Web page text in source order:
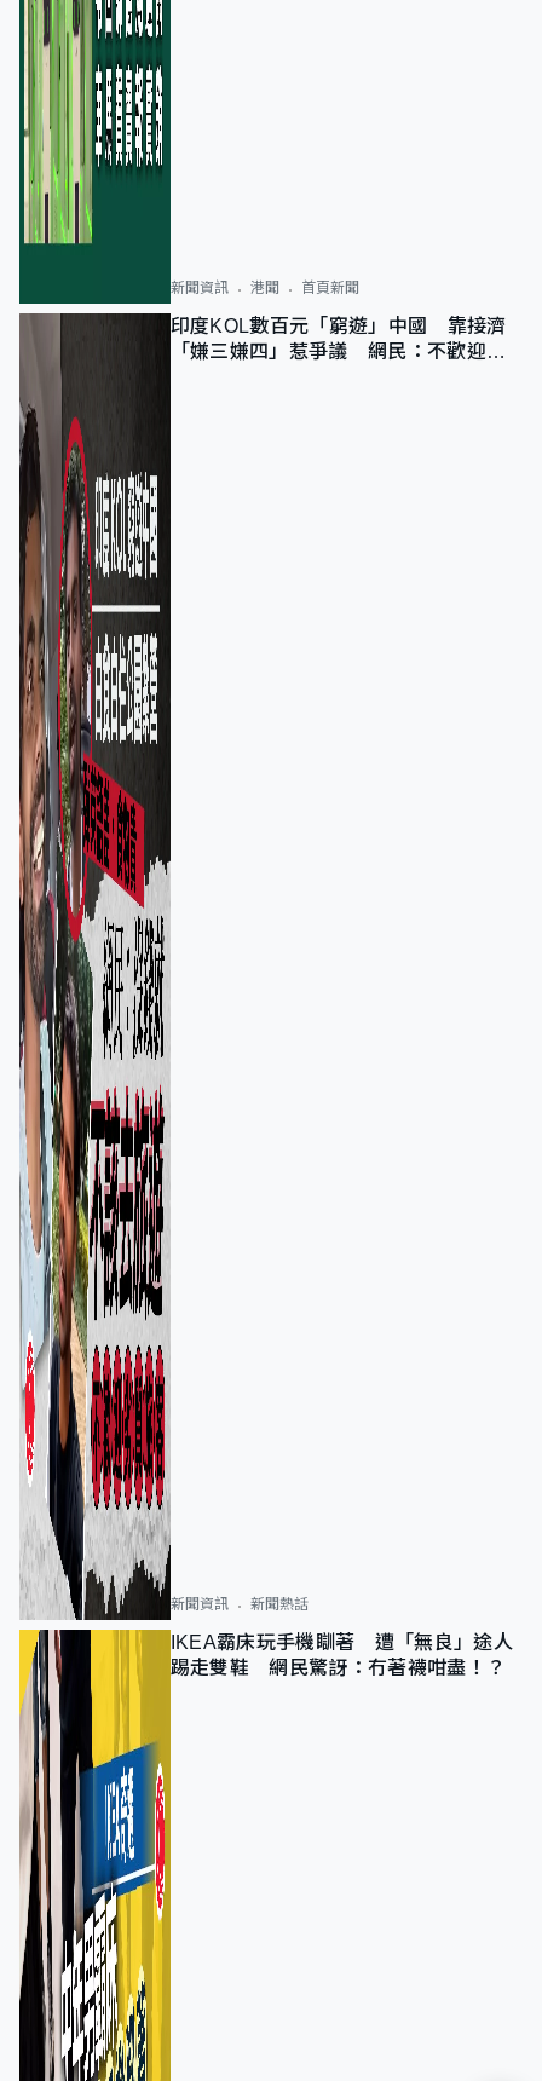
新聞資訊 港聞 首頁新聞
印度KOL數百元「窮遊」中國 靠接濟
「嫌三嫌四」惹爭議 網民：不歡迎劣
新聞資訊 新聞熱話
IKEA霸床玩手機瞓著 遭「無良」途人
踢走雙鞋 網民驚訝：冇著襪咁盡！？